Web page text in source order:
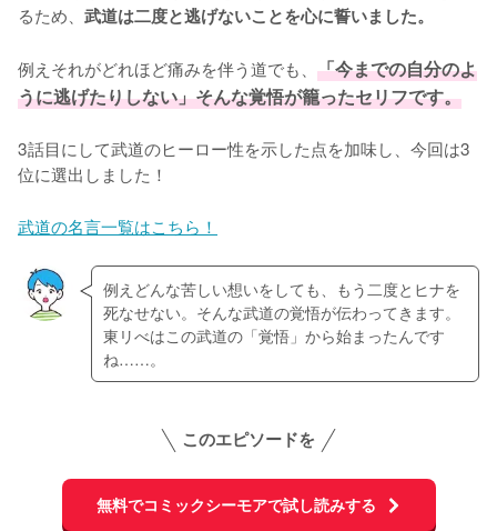
るため、 武道は二度と逃げないことを心に誓いました。
例えそれがどれほど痛みを伴う道でも、 「今までの自分のよ
うに逃げたりしない」そんな覚悟が籠ったセリフです。
3話目にして武道のヒーロー性を示した点を加味し、今回は3
位に選出しました！
武道の名言一覧はこちら！
例えどんな苦しい想いをしても、もう二度とヒナを
死なせない。そんな武道の覚悟が伝わってきます。
東リべはこの武道の「覚悟」から始まったんです
ね……。
このエピソードを
無料でコミックシーモアで試し読みする